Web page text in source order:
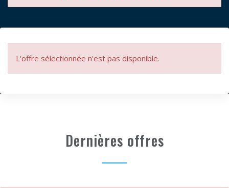
L'offre sélectionnée n'est pas disponible.
Dernières offres